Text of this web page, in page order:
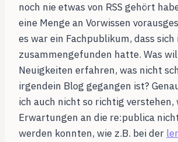
noch nie etwas von RSS gehört
eine Menge an Vorwissen
es war ein Fachpublikum, dass
zusammengefunden hatte. Was
Neuigkeiten erfahren, was nicht
irgendein Blog gegangen ist?
ich auch nicht so richtig verstehen,
Erwartungen an die re:publica
werden konnten, wie z.B. bei der